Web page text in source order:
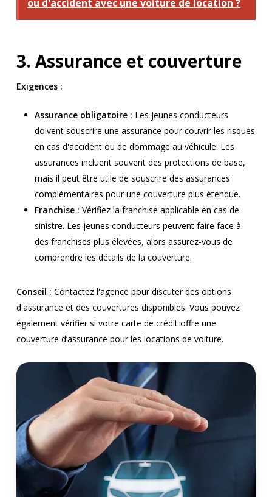
ou d'accident avec une voiture de location ?
3. Assurance et couverture
Exigences :
Assurance obligatoire : Les jeunes conducteurs
doivent souscrire une assurance pour couvrir les risques
en cas d'accident ou de dommage au véhicule. Les
assurances incluent souvent des protections de base,
mais il peut être utile de souscrire des assurances
complémentaires pour une couverture plus étendue.
Franchise : Vérifiez la franchise applicable en cas de
sinistre. Les jeunes conducteurs peuvent faire face à
des franchises plus élevées, alors assurez-vous de
comprendre les détails de la couverture.
Conseil : Contactez l'agence pour discuter des options
d'assurance et des couvertures disponibles. Vous pouvez
également vérifier si votre carte de crédit offre une
couverture d’assurance pour les locations de voiture.